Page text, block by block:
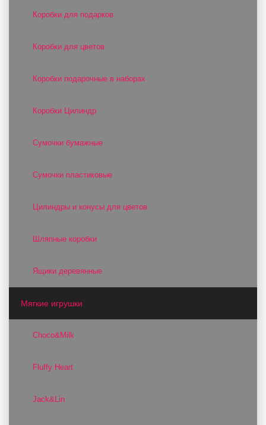
Коробки для подарков
Коробки для цветов
Коробки подарочные в наборах
Коробки Цилиндр
Сумочки бумажные
Сумочки пластиковые
Цилиндры и конусы для цветов
Шляпные коробки
Ящики деревянные
Мягкие игрушки
Choco&Milk
Fluffy Heart
Jack&Lin